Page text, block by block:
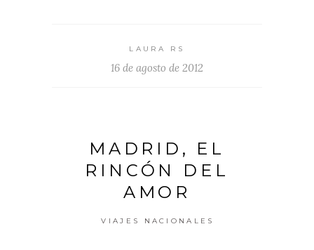
LAURA RS
16 de agosto de 2012
MADRID, EL
RINCÓN DEL
AMOR
VIAJES NACIONALES